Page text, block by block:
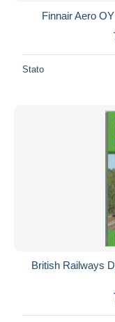
Finnair Aero
Stato
British Railways